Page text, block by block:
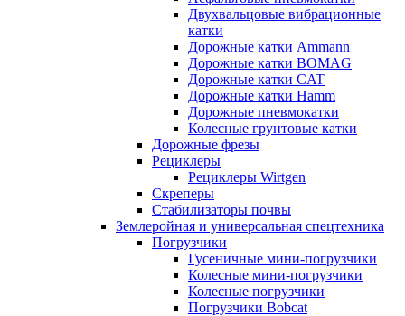
Двухвальцовые вибрационные
катки
Дорожные катки Ammann
Дорожные катки BOMAG
Дорожные катки CAT
Дорожные катки Hamm
Дорожные пневмокатки
Колесные грунтовые катки
Дорожные фрезы
Рециклеры
Рециклеры Wirtgen
Скреперы
Стабилизаторы почвы
Землеройная и универсальная спецтехника
Погрузчики
Гусеничные мини-погрузчики
Колесные мини-погрузчики
Колесные погрузчики
Погрузчики Bobcat